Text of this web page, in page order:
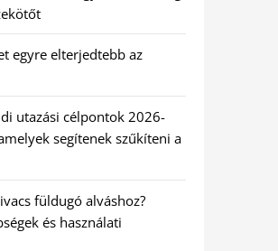
egyre elterjedtebb az
utazási célpontok 2026-
segítenek szűkíteni a
füldugó alváshoz?
és használati